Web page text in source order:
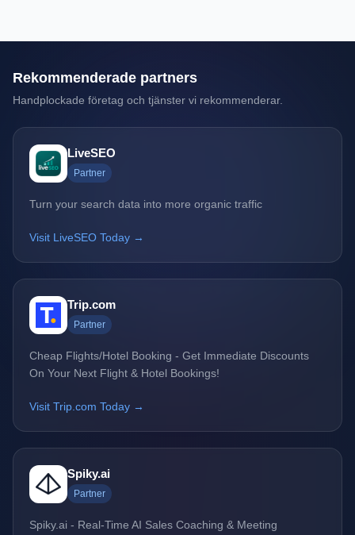
Rekommenderade partners
Handplockade företag och tjänster vi rekommenderar.
LiveSEO
Partner
Turn your search data into more organic traffic
Visit LiveSEO Today →
Trip.com
Partner
Cheap Flights/Hotel Booking - Get Immediate Discounts
On Your Next Flight & Hotel Bookings!
Visit Trip.com Today →
Spiky.ai
Partner
Spiky.ai - Real-Time AI Sales Coaching & Meeting